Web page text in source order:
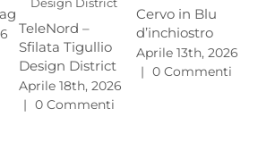
TeleNord –
Sfilata Tigullio
Design District
Aprile 18th, 2026
| 0 Commenti
Cervo in Blu
d’inchiostro
Aprile 13th, 2026
| 0 Commenti